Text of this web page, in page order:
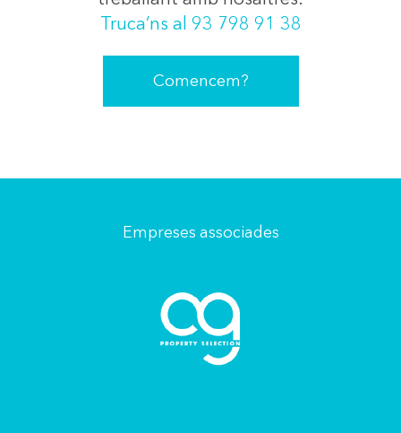
Truca’ns al 93 798 91 38
Comencem?
Empreses associades